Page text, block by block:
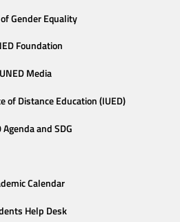
Gender Equality
Foundation
UNED Media
of Distance Education (IUED)
and SDG
Calendar
Help Desk